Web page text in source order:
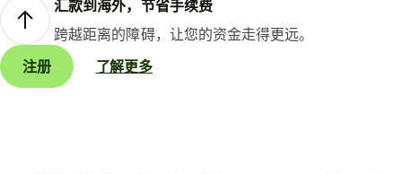
汇款到海外，节省手续费
跨越距离的障碍，让您的资金走得更远。
注册
了解更多